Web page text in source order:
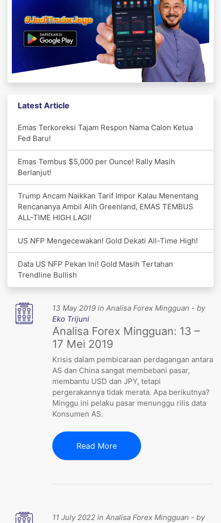
Latest Article
Emas Terkoreksi Tajam Respon Nama Calon Ketua
Fed Baru!
Emas Tembus $5,000 per Ounce! Rally Masih
Berlanjut!
Trump Ancam Naikkan Tarif Impor Kalau Menentang
Rencananya Ambil Alih Greenland, EMAS TEMBUS
ALL-TIME HIGH LAGI!
US NFP Mengecewakan! Gold Dekati All-Time High!
Data US NFP Pekan Ini! Gold Masih Tertahan
Trendline Bullish
13 May 2019 in Analisa Forex Mingguan - by
Eko Trijuni
Analisa Forex Mingguan: 13 –
17 Mei 2019
Krisis dalam pembicaraan perdagangan antara
AS dan China sangat membebani pasar,
membantu USD dan JPY, tetapi
pergerakannya tidak merata. Apa berikutnya?
Minggu ini pelaku pasar menunggu rilis data
Konsumen AS.
Read More
11 July 2022 in Analisa Forex Mingguan - by